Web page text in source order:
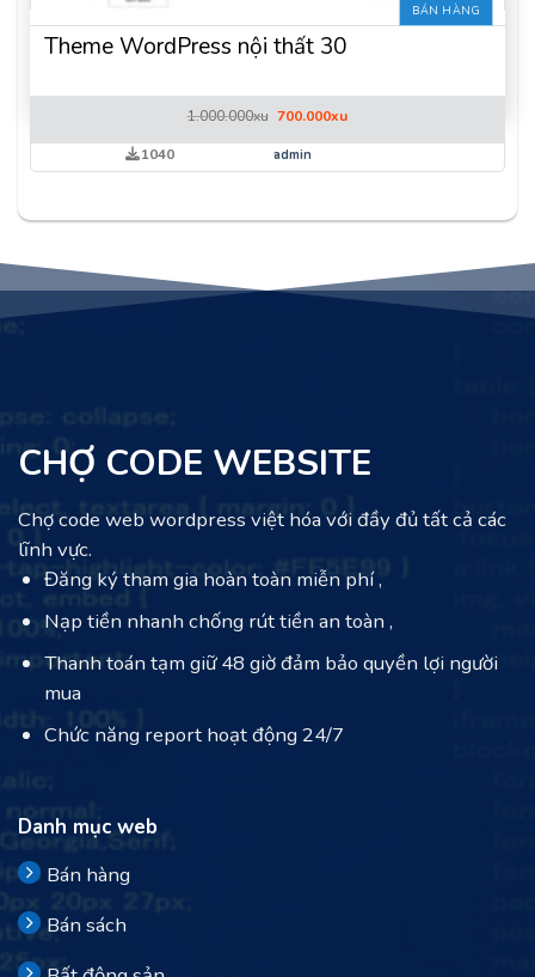
BÁN HÀNG
Theme WordPress nội thất 30
1.000.000xu Giá
là:
1.000.000xu.
700.000xuGiá
tại
1040 admin
CHỢ CODE WEBSITE
Chợ code web wordpress việt hóa với đầy đủ tất cả các
lĩnh vực.
Đăng ký tham gia hoàn toàn miễn phí ,
Nạp tiền nhanh chống rút tiền an toàn ,
Thanh toán tạm giữ 48 giờ đảm bảo quyền lợi người
mua
Chức năng report hoạt động 24/7
Danh mục web
Bán hàng
Bán sách